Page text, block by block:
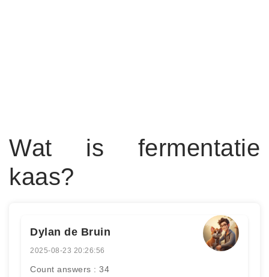
Wat is fermentatie
kaas?
Dylan de Bruin
2025-08-23 20:26:56
Count answers : 34